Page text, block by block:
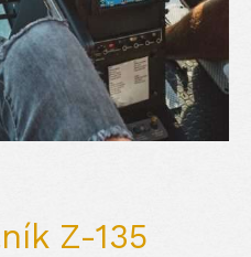
Z-135